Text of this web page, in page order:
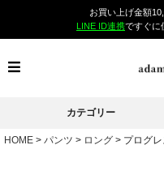
お買い上げ金額
LINE ID連携ですぐに
カテゴリー
HOME パンツ ロング プログ